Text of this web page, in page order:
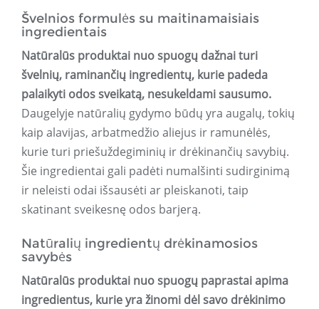
Švelnios formulės su maitinamaisiais
ingredientais
Natūralūs produktai nuo spuogų dažnai turi
švelnių, raminančių ingredientų, kurie padeda
palaikyti odos sveikatą, nesukeldami sausumo.
Daugelyje natūralių gydymo būdų yra augalų, tokių
kaip alavijas, arbatmedžio aliejus ir ramunėlės,
kurie turi priešuždegiminių ir drėkinančių savybių.
Šie ingredientai gali padėti numalšinti sudirginimą
ir neleisti odai išsausėti ar pleiskanoti, taip
skatinant sveikesnę odos barjerą.
Natūralių ingredientų drėkinamosios
savybės
Natūralūs produktai nuo spuogų paprastai apima
ingredientus, kurie yra žinomi dėl savo drėkinimo